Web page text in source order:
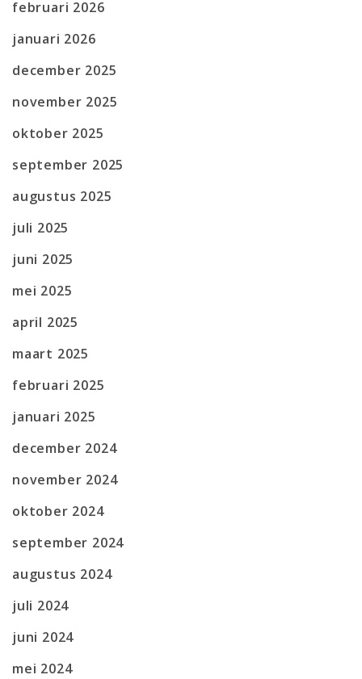
februari 2026
januari 2026
december 2025
november 2025
oktober 2025
september 2025
augustus 2025
juli 2025
juni 2025
mei 2025
april 2025
maart 2025
februari 2025
januari 2025
december 2024
november 2024
oktober 2024
september 2024
augustus 2024
juli 2024
juni 2024
mei 2024